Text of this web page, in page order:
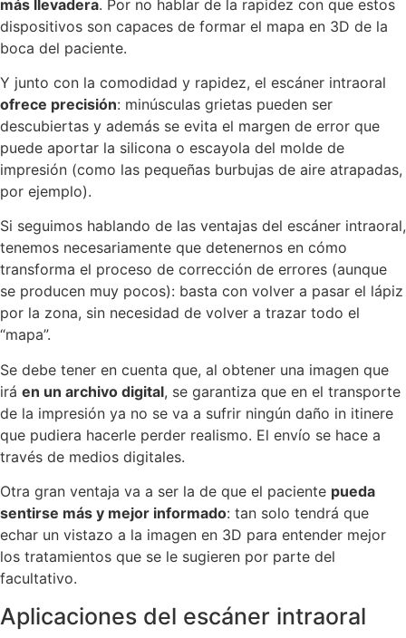
más llevadera. Por no hablar de la rapidez con que estos
dispositivos son capaces de formar el mapa en 3D de la
boca del paciente.
Y junto con la comodidad y rapidez, el escáner intraoral
ofrece precisión: minúsculas grietas pueden ser
descubiertas y además se evita el margen de error que
puede aportar la silicona o escayola del molde de
impresión (como las pequeñas burbujas de aire atrapadas,
por ejemplo).
Si seguimos hablando de las ventajas del escáner intraoral,
tenemos necesariamente que detenernos en cómo
transforma el proceso de corrección de errores (aunque
se producen muy pocos): basta con volver a pasar el lápiz
por la zona, sin necesidad de volver a trazar todo el
“mapa”.
Se debe tener en cuenta que, al obtener una imagen que
irá en un archivo digital, se garantiza que en el transporte
de la impresión ya no se va a sufrir ningún daño in itinere
que pudiera hacerle perder realismo. El envío se hace a
través de medios digitales.
Otra gran ventaja va a ser la de que el paciente pueda
sentirse más y mejor informado: tan solo tendrá que
echar un vistazo a la imagen en 3D para entender mejor
los tratamientos que se le sugieren por parte del
facultativo.
Aplicaciones del escáner intraoral